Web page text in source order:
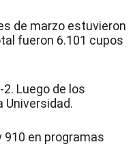
de marzo estuvieron
fueron 6.101 cupos
Luego de los
Universidad.
910 en programas